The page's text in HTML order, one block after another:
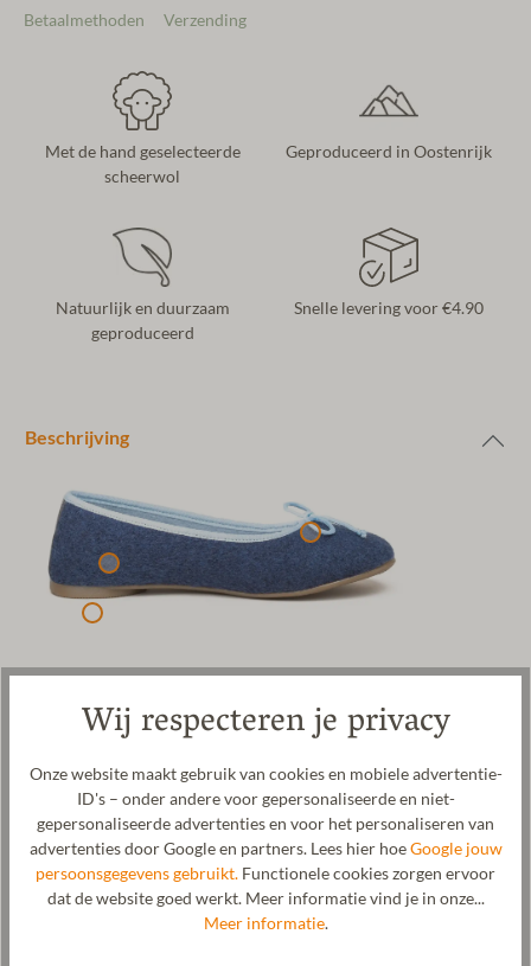
Betaalmethoden Verzending
Met de hand geselecteerde
scheerwol
Geproduceerd in Oostenrijk
Natuurlijk en duurzaam
geproduceerd
Snelle levering voor €4.90
Beschrijving
Stegmann 403 wollen ballerina voor dames. Het bovenmateriaal
van deze schoen bestaat uit 100% mulesing-vrije scheerwol, die
dubbelzijdig is gelamineerd voor een stijlvolle double-face optiek.
De comfortabele, waterbestendige rubberen zool maakt het
mogelijk om deze ballerina zowel binnen als buiten te dragen.
Door de moderne uitstraling is deze wollen ballerina perfect te
combineren als outdoorschoen bij elke outfit. Scheerwol is
Wij respecteren je privacy
Onze website maakt gebruik van cookies en mobiele advertentie-
ID's – onder andere voor gepersonaliseerde en niet-
gepersonaliseerde advertenties en voor het personaliseren van
advertenties door Google en partners. Lees hier hoeGoogle jouw
persoonsgegevens gebruikt. Functionele cookies zorgen ervoor
dat de website goed werkt. Meer informatie vind je in onze...
Meer informatie.